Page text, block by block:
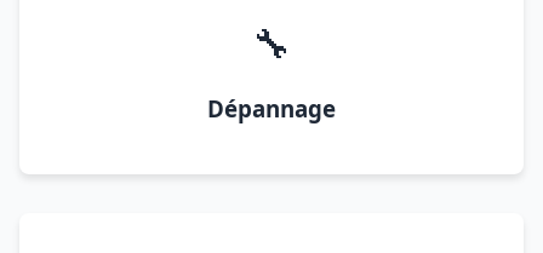
🔧
Dépannage